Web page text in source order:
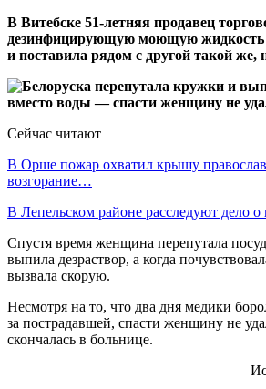
В Витебске 51-летняя продавец
дезинфицирующую моющую жидкость
и поставила рядом с другой такой же,
Сейчас читают
В Орше пожар охватил крышу
возгорание…
В Лепельском районе расследуют дело о
Спустя время женщина перепутала
выпила дезраствор, а когда
вызвала скорую.
Несмотря на то, что два дня медики
за пострадавшей, спасти женщину не
скончалась в больнице.